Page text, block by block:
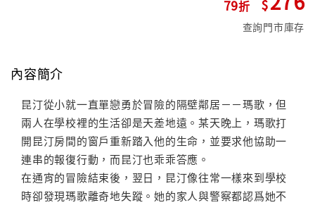
79
查詢門市庫存
內容簡介
昆汀從小就一直單戀勇於冒險的隔壁鄰居－－瑪歌，但
兩人在學校裡的生活卻是天差地遠。某天晚上，瑪歌打
開昆汀房間的窗戶重新踏入他的生命，並要求他協助一
連串的報復行動，而昆汀也乖乖答應。
在通宵的冒險結束後，翌日，昆汀像往常一樣來到學校
時卻發現瑪歌離奇地失蹤。她的家人與警察都認爲她不